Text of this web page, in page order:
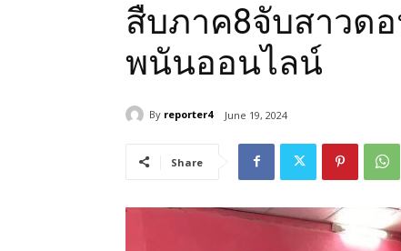
สืบภาค8จับสาวด
พนันออนไลน์
By reporter4 June 19, 2024
Share